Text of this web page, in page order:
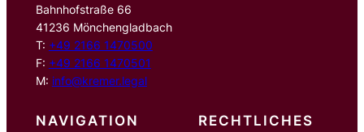
Bahnhofstraße 66
41236 Mönchengladbach
T: +49 2166 1470500
F: +49 2166 1470501
M: info@kremer.legal
NAVIGATION RECHTLICHES